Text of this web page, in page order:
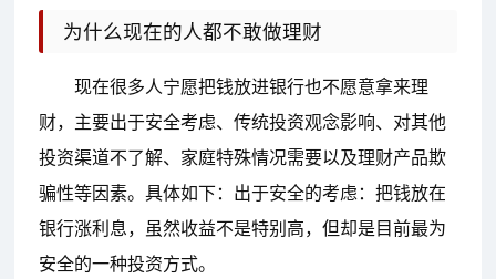
为什么现在的人都不敢做理财
现在很多人宁愿把钱放进银行也不愿意拿来理
财，主要出于安全考虑、传统投资观念影响、对其他
投资渠道不了解、家庭特殊情况需要以及理财产品欺
骗性等因素。具体如下：出于安全的考虑：把钱放在
银行涨利息，虽然收益不是特别高，但却是目前最为
安全的一种投资方式。